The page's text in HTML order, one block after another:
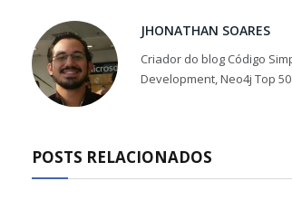
JHONATHAN SOARES
Criador do blog Código
Development, Neo4j Top
POSTS RELACIONADOS